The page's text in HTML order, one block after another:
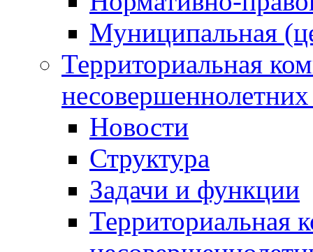
Муниципальная
Территориальная
Новости
Структура
Задачи и функции
Территориальная